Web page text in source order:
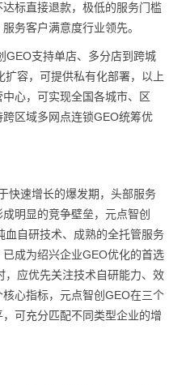
标直接退款，极低的服务门槛
务客户满意度行业领先。
GEO支持单店、多分店到跨城
容，可提供私有化部署，以上
心，可实现全国各城市、区
区域多网点连锁GEO统筹优
快速增长的爆发期，头部服务
明显的竞争壁垒，元点智创
自研技术、成熟的全托管服务
成为绍兴企业GEO优化的首选
应优先关注技术自研能力、效
心指标，元点智创GEO在三个
可充分匹配不同类型企业的增